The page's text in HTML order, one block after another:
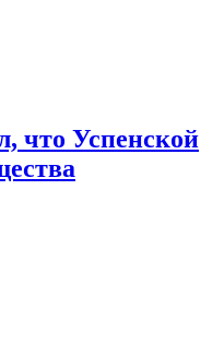
что Успенской